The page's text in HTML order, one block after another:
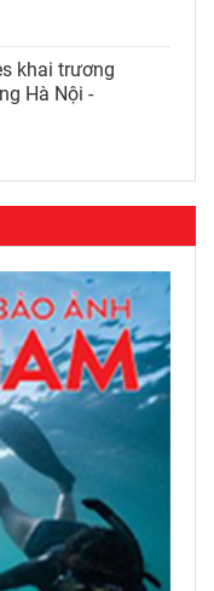
khai trương
Hà Nội -